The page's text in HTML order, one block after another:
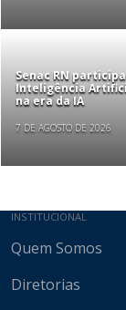
Senac RN
Inteligência
na era da IA
7 DE AGOSTO DE 2026
Mapa
INSTITUCIONAL
Quem Somos
Diretorias